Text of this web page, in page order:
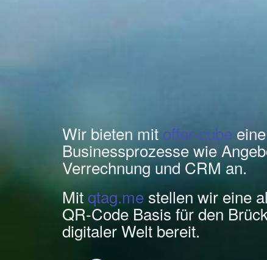
Wir bieten mit offer-cube
Businessprozesse wie
Verrechnung und CRM an.
Mitqtag.me stellen wir eine
QR-Code Basis für den
digitaler Welt bereit.